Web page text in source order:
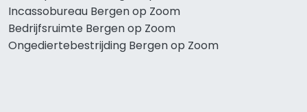
Incassobureau Bergen op Zoom
Bedrijfsruimte Bergen op Zoom
Ongediertebestrijding Bergen op Zoom